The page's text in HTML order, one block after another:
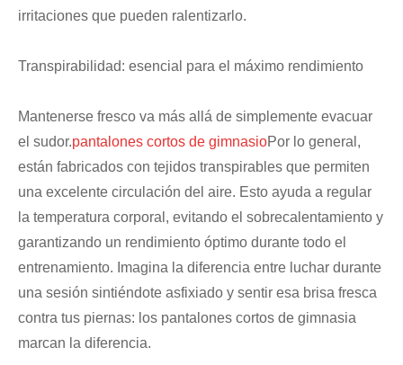
irritaciones que pueden ralentizarlo.
Transpirabilidad: esencial para el máximo rendimiento
Mantenerse fresco va más allá de simplemente evacuar
el sudor.pantalones cortos de gimnasioPor lo general,
están fabricados con tejidos transpirables que permiten
una excelente circulación del aire. Esto ayuda a regular
la temperatura corporal, evitando el sobrecalentamiento y
garantizando un rendimiento óptimo durante todo el
entrenamiento. Imagina la diferencia entre luchar durante
una sesión sintiéndote asfixiado y sentir esa brisa fresca
contra tus piernas: los pantalones cortos de gimnasia
marcan la diferencia.